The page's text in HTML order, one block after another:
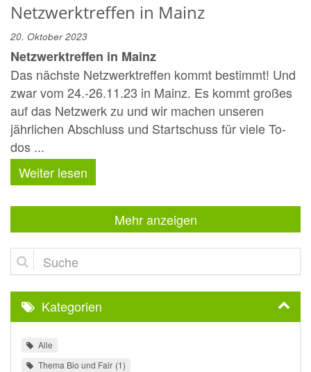
Netzwerktreffen in Mainz
20. Oktober 2023
Netzwerktreffen in Mainz
Das nächste Netzwerktreffen kommt bestimmt! Und
zwar vom 24.-26.11.23 in Mainz. Es kommt großes
auf das Netzwerk zu und wir machen unseren
jährlichen Abschluss und Startschuss für viele To-
dos ...
Weiter lesen
Mehr anzeigen
Suche
Kategorien
Alle
Thema Bio und Fair 1